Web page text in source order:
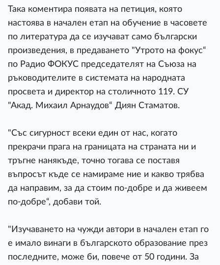
Така коментира появата на петиция, която
настоява в начален етап на обучение в часовете
по литература да се изучават само български
произведения, в предаването "Утрото на фокус“
по Радио ФОКУС председателят на Съюза на
ръководителите в системата на народната
просвета и директор на столичното 119. СУ
"Акад. Михаил Арнаудов“ Диян Стаматов.
"Със сигурност всеки един от нас, когато
прекрачи прага на границата на страната ни и
тръгне нанякъде, точно тогава се поставя
въпросът къде се намираме ние и какво трябва
да направим, за да стоим по-добре и да живеем
по-добре“, добави той.
"Изучаването на чужди автори в начален етап го
е имало винаги в българското образование през
последните, може би, повече от 50 години. За